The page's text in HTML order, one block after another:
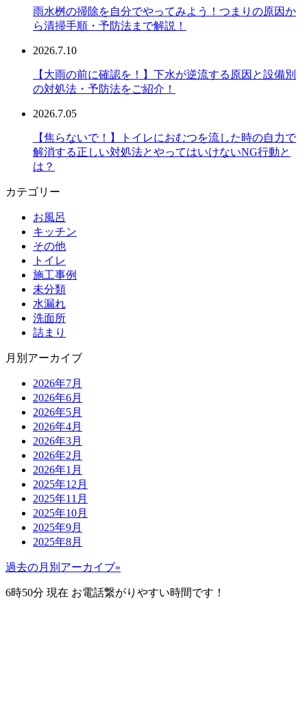
雨水桝の掃除を自分でやってみよう！つまりの原因か
ら清掃手順・予防法まで解説！
2026.7.10
【大雨の前に確認を！】下水が逆流する原因と設備別
の対処法・予防法をご紹介！
2026.7.05
【焦らないで！】トイレにおむつを流した時の自力で
解消する正しい対処法とやってはいけないNG行動と
は？
カテゴリー
お風呂
キッチン
その他
トイレ
施工事例
未分類
水漏れ
洗面所
詰まり
月別アーカイブ
2026年7月
2026年6月
2026年5月
2026年4月
2026年3月
2026年2月
2026年1月
2025年12月
2025年11月
2025年10月
2025年9月
2025年8月
過去の月別アーカイブ»
6時50分 現在 お電話繋がりやすい時間です！